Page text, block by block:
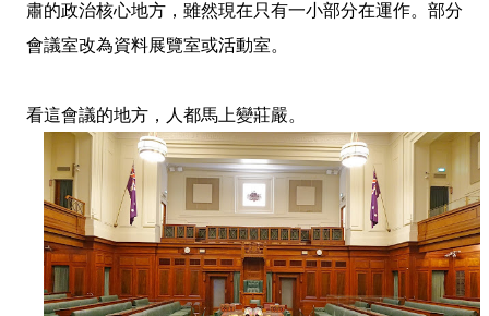
肅的政治核心地方，雖然現在只有一小部分在運作。部分
會議室改為資料展覽室或活動室。
看這會議的地方，人都馬上變莊嚴。